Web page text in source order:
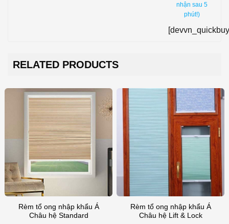
nhận sau 5
phút!)
RELATED PRODUCTS
Rèm tổ ong nhập khẩu Á
Châu hệ Standard
Rèm tổ ong nhập khẩu Á
Châu hệ Lift & Lock